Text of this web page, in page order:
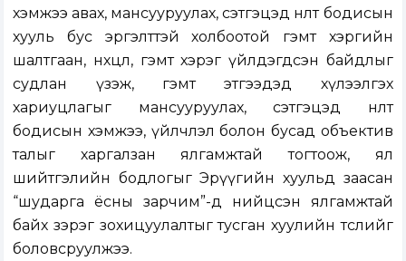
хэмжээ авах, мансууруулах, сэтгэцэд нөлөөт бодисын
хууль бус эргэлттэй холбоотой гэмт хэргийн
шалтгаан, нөхцөл, гэмт хэрэг үйлдэгдсэн байдлыг
судлан үзэж, гэмт этгээдэд хүлээлгэх
хариуцлагыг мансууруулах, сэтгэцэд нөлөөт
бодисын хэмжээ, үйлчлэл болон бусад объектив
талыг харгалзан ялгамжтай тогтоож, ял
шийтгэлийн бодлогыг Эрүүгийн хуульд заасан
“шударга ёсны зарчим”-д нийцсэн ялгамжтай
байх зэрэг зохицуулалтыг тусган хуулийн төслийг
боловсруулжээ.